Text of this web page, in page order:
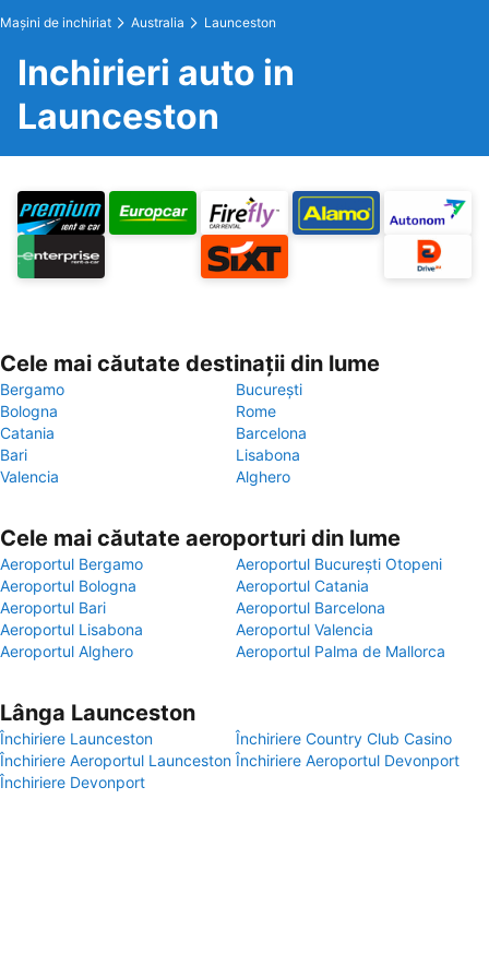
Maşini de inchiriat Australia Launceston
Inchirieri auto in
Launceston
Cele mai căutate destinații din lume
Bergamo
București
Bologna
Rome
Catania
Barcelona
Bari
Lisabona
Valencia
Alghero
Cele mai căutate aeroporturi din lume
Aeroportul Bergamo
Aeroportul București Otopeni
Aeroportul Bologna
Aeroportul Catania
Aeroportul Bari
Aeroportul Barcelona
Aeroportul Lisabona
Aeroportul Valencia
Aeroportul Alghero
Aeroportul Palma de Mallorca
Lânga Launceston
Închiriere Launceston
Închiriere Country Club Casino
Închiriere Aeroportul Launceston Închiriere Aeroportul Devonport
Închiriere Devonport